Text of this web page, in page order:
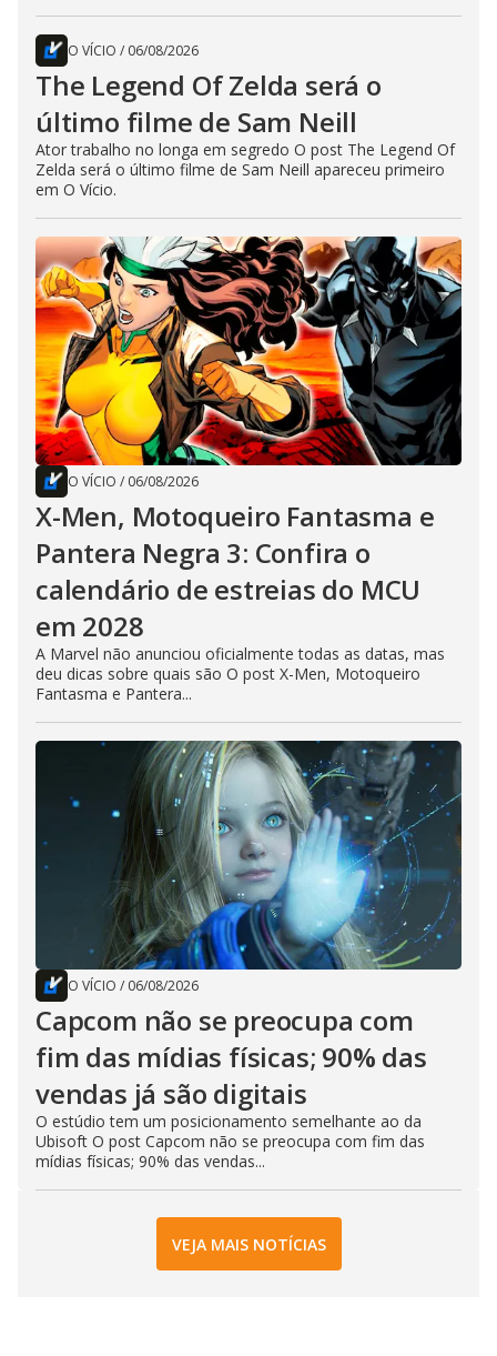
O VÍCIO / 06/08/2026
The Legend Of Zelda será o
último filme de Sam Neill
Ator trabalho no longa em segredo O post The Legend Of
Zelda será o último filme de Sam Neill apareceu primeiro
em O Vício.
O VÍCIO / 06/08/2026
X-Men, Motoqueiro Fantasma e
Pantera Negra 3: Confira o
calendário de estreias do MCU
em 2028
A Marvel não anunciou oficialmente todas as datas, mas
deu dicas sobre quais são O post X-Men, Motoqueiro
Fantasma e Pantera...
O VÍCIO / 06/08/2026
Capcom não se preocupa com
fim das mídias físicas; 90% das
vendas já são digitais
O estúdio tem um posicionamento semelhante ao da
Ubisoft O post Capcom não se preocupa com fim das
mídias físicas; 90% das vendas...
VEJA MAIS NOTÍCIAS